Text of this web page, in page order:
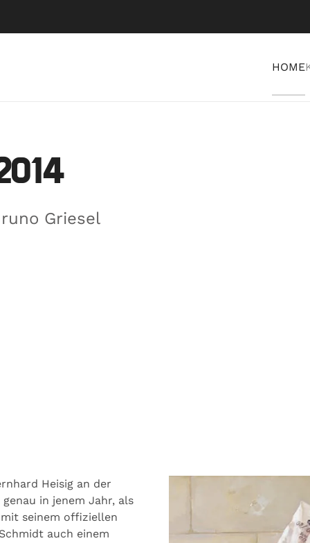
HOME
Griesel
Heisig an der
in jenem Jahr, als
seinem offiziellen
auch einem